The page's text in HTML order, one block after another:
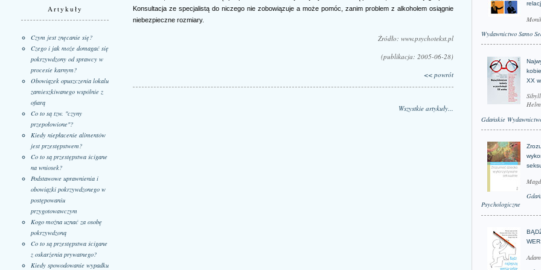
Artykuły
Czym jest znęcanie się?
Czego i jak może domagać się
pokrzywdzony od sprawcy w
procesie karnym?
Obowiązek opuszczenia lokalu
zamieszkiwanego wspólnie z
ofiarą
Co to są tzw. "czyny
przepołowione"?
Kiedy niepłacenie alimentów
jest przestępstwem?
Co to są przestępstwa ścigane
na wniosek?
Podstawowe uprawnienia i
obowiązki pokrzywdzonego w
postępowaniu
przygotowawczym
Kogo można uznać za osobę
pokrzywdzoną
Co to są przestępstwa ścigane
z oskarżenia prywatnego?
Kiedy spowodowanie wypadku
Konsultacja ze specjalistą do niczego nie zobowiązuje a może pomóc, zanim problem z alkoholem osiągnie
niebezpieczne rozmiary.
Źródło: www.psychotekst.pl
(publikacja: 2005-06-28)
<< powrót
Wszystkie artykuły...
Wydawnictwo Samo
XX
Gdańskie
Psychologiczne